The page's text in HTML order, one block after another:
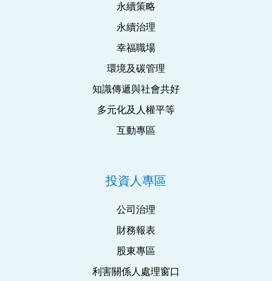
永續策略
永續治理
幸福職場
環境及碳管理
知識傳遞與社會共好
多元化及人權平等
互動專區
投資人專區
公司治理
財務報表
股東專區
利害關係人處理窗口